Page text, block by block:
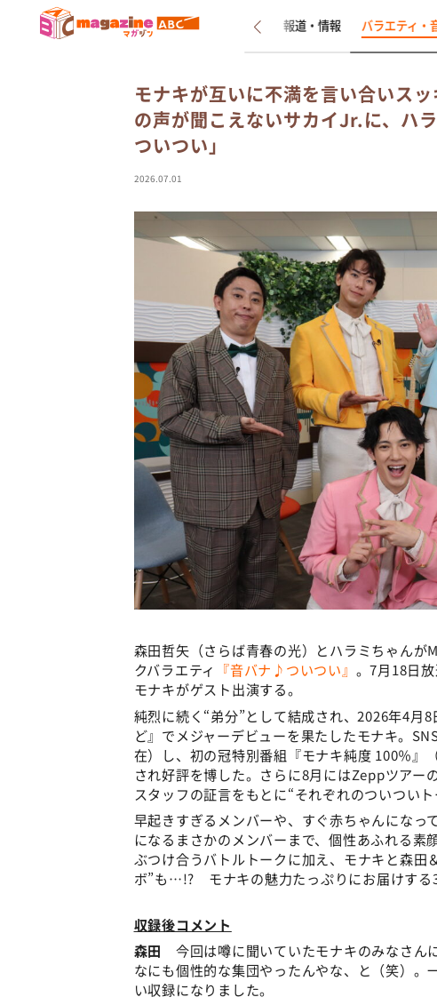
新着 インタビュー 報道・情報 バラエティ・
モナキが互いに不満を言い合いス
の声が聞こえないサカイJr.に、ハ
ついつい」
2026.07.01
森田哲矢（さらば青春の光）とハラミちゃんが
クバラエティ 『音バナ♪ついつい』 。7月18日
モナキがゲスト出演する。
純烈に続く“弟分”として結成され、2026年4
ど』でメジャーデビューを果たしたモナキ。
在）し、初の冠特別番組『モナキ純度 100％』
され好評を博した。さらに8月にはZeppツアー
スタッフの証言をもとに“それぞれのついついト
早起きすぎるメンバーや、すぐ赤ちゃんにな
になるまさかのメンバーまで、個性あふれる
ぶつけ合うバトルトークに加え、モナキと森田
ボ”も…!? モナキの魅力たっぷりにお届けする
収録後コメント
森田 今回は噂に聞いていたモナキのみなさん
なにも個性的な集団やったんやな、と（笑）
い収録になりました。